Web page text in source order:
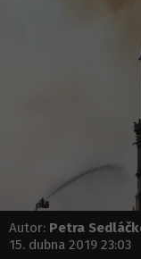
Autor: Petra
15. dubna 2019 23:03